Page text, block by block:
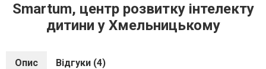
Smartum, центр розвитку інтелекту
дитини у Хмельницькому
Опис Відгуки (4)